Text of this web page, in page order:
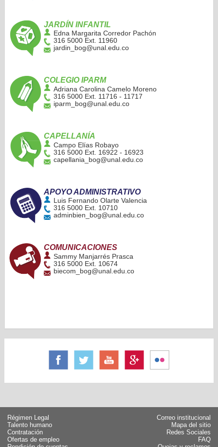
JARDÍN INFANTIL
Edna Margarita Corredor Pachón
316 5000 Ext. 11960
jardin_bog@unal.edu.co
COLEGIO IPARM
Adriana Carolina Camelo Moreno
316 5000 Ext. 11716 - 11717
iparm_bog@unal.edu.co
CAPELLANÍA
Campo Elías Robayo
316 5000 Ext. 16922 - 16923
capellania_bog@unal.edu.co
APOYO ADMINISTRATIVO
Luis Fernando Olarte Valencia
316 5000 Ext. 10710
adminbien_bog@unal.edu.co
COMUNICACIONES
Sammy Manjarrés Prasca
316 5000 Ext. 10674
biecom_bog@unal.edu.co
Régimen Legal
Talento humano
Contratación
Ofertas de empleo
Correo institucional
Mapa del sitio
Redes Sociales
FAQ